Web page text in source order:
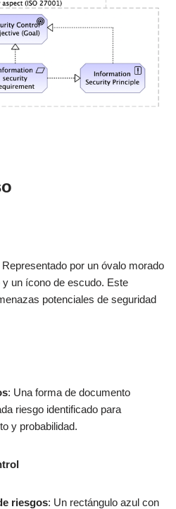
Representado por un óvalo morado
un ícono de escudo. Este
potenciales de seguridad
: Una forma de documento
riesgo identificado para
y probabilidad.
riesgos: Un rectángulo azul con